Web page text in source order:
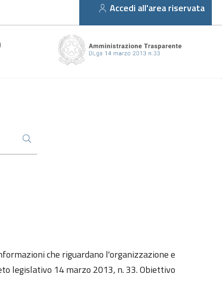
Accedi all'area riservata
che riguardano l'organizzazione e
legislativo 14 marzo 2013, n. 33. Obiettivo